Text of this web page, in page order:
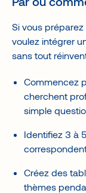
Si vous
voulez intégrer
sans tout
Commencez
cherchent
simple
Identifiez 3 à
Créez des
thèmes